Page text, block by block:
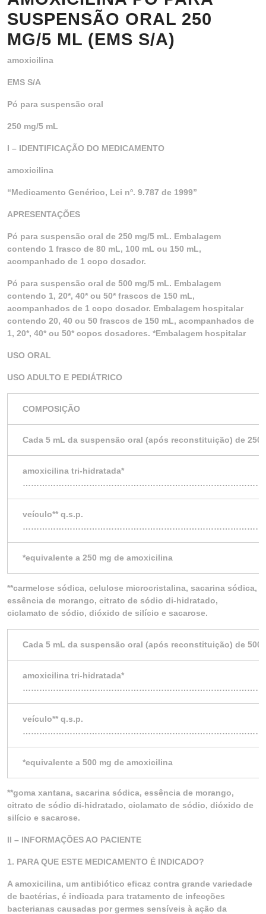
SUSPENSÃO ORAL 250
MG/5 ML (EMS S/A)
amoxicilina
EMS S/A
Pó para suspensão oral
250 mg/5 mL
I – IDENTIFICAÇÃO DO MEDICAMENTO
amoxicilina
“Medicamento Genérico, Lei nº. 9.787 de 1999”
APRESENTAÇÕES
Pó para suspensão oral de 250 mg/5 mL. Embalagem
contendo 1 frasco de 80 mL, 100 mL ou 150 mL,
acompanhado de 1 copo dosador.
Pó para suspensão oral de 500 mg/5 mL. Embalagem
contendo 1, 20*, 40* ou 50* frascos de 150 mL,
acompanhados de 1 copo dosador. Embalagem hospitalar
contendo 20, 40 ou 50 frascos de 150 mL, acompanhados de
1, 20*, 40* ou 50* copos dosadores. *Embalagem hospitalar
USO ORAL
USO ADULTO E PEDIÁTRICO
COMPOSIÇÃO
Cada 5 mL da suspensão oral (após reconstituição) de 250
amoxicilina tri-hidratada*
veículo** q.s.p.
*equivalente a 250 mg de amoxicilina
**carmelose sódica, celulose microcristalina, sacarina sódica,
essência de morango, citrato de sódio di-hidratado,
ciclamato de sódio, dióxido de silício e sacarose.
Cada 5 mL da suspensão oral (após reconstituição) de 500
amoxicilina tri-hidratada*
veículo** q.s.p.
*equivalente a 500 mg de amoxicilina
**goma xantana, sacarina sódica, essência de morango,
citrato de sódio di-hidratado, ciclamato de sódio, dióxido de
silício e sacarose.
II – INFORMAÇÕES AO PACIENTE
1. PARA QUE ESTE MEDICAMENTO É INDICADO?
A amoxicilina, um antibiótico eficaz contra grande variedade
de bactérias, é indicada para tratamento de infecções
bacterianas causadas por germes sensíveis à ação da